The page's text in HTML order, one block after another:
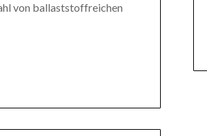
von ballaststoffreichen